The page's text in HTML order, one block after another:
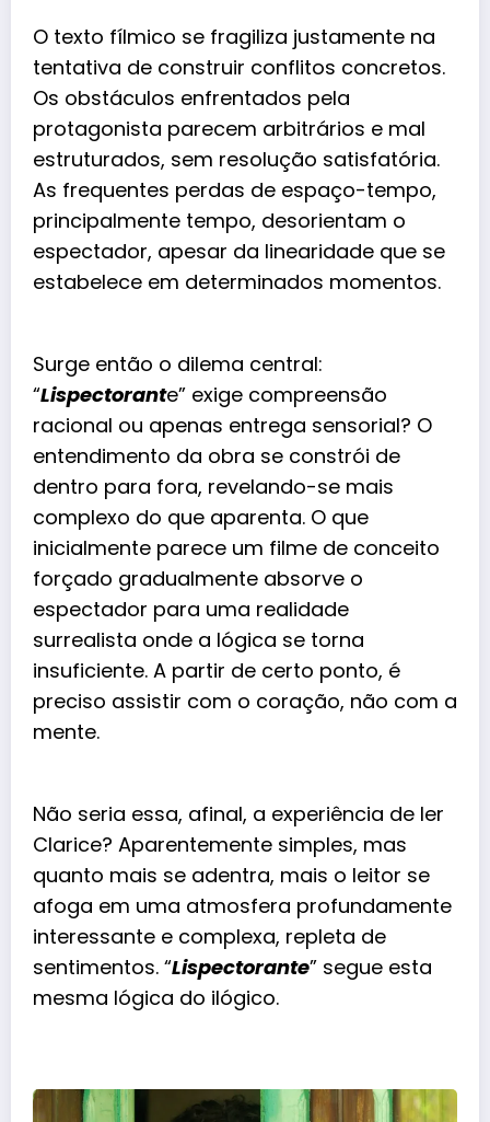
O texto fílmico se fragiliza justamente na
tentativa de construir conflitos concretos.
Os obstáculos enfrentados pela
protagonista parecem arbitrários e mal
estruturados, sem resolução satisfatória.
As frequentes perdas de espaço-tempo,
principalmente tempo, desorientam o
espectador, apesar da linearidade que se
estabelece em determinados momentos.
Surge então o dilema central:
“Lispectorante” exige compreensão
racional ou apenas entrega sensorial? O
entendimento da obra se constrói de
dentro para fora, revelando-se mais
complexo do que aparenta. O que
inicialmente parece um filme de conceito
forçado gradualmente absorve o
espectador para uma realidade
surrealista onde a lógica se torna
insuficiente. A partir de certo ponto, é
preciso assistir com o coração, não com a
mente.
Não seria essa, afinal, a experiência de ler
Clarice? Aparentemente simples, mas
quanto mais se adentra, mais o leitor se
afoga em uma atmosfera profundamente
interessante e complexa, repleta de
sentimentos. “Lispectorante” segue esta
mesma lógica do ilógico.